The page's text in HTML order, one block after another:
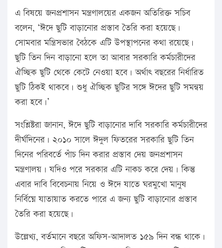
এ বিষয়ে জনপ্রশাসন মন্ত্রণালয়ের একজন অতিরিক্ত সচিব
বলেন, ‘ঈদে ছুটি বাড়ানোর প্রস্তাব তৈরি করা হয়েছে।
সোমবার মন্ত্রিসভার বৈঠকে এটি উপস্থাপনের কথা রয়েছে।
ছুটি তিন দিন বাড়ানো হলে তা আবার সরকারি কর্মচারীদের
ঐচ্ছিক ছুটি থেকে কেটে নেওয়া হবে। অর্থাৎ বছরের নির্ধারিত
ছুটি ঠিকই থাকবে। শুধু ঐচ্ছিক ছুটির সঙ্গে ঈদের ছুটি সমন্বয়
করা হবে।’
সংশ্লিষ্টরা জানান, ঈদে ছুটি বাড়ানোর দাবি সরকারি কর্মচারীদের
দীর্ঘদিনের। ২০১০ সালে ঈদুল ফিতরের সরকারি ছুটি তিন
দিনের পরিবর্তে পাঁচ দিন করার প্রস্তাব দেয় জনপ্রশাসন
মন্ত্রণালয়। যদিও পরে সরকার এটি নাকচ করে দেয়। কিন্তু
এবার দাবি বিবেচনায় নিয়ে ও ঈদে যাতে ঘরমুখো মানুষ
নির্বিঘ্নে যাতায়াত করতে পারে এ জন্য ছুটি বাড়ানোর প্রস্তাব
তৈরি করা হয়েছে।
উল্লেখ্য, বর্তমানে বছরে অফিস-আদালত ১৫৯ দিন বন্ধ থাকে।